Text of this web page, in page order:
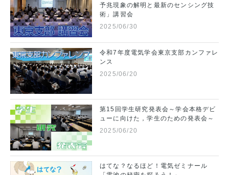
予兆現象の解明と最新のセンシング技
術」講習会
2025/06/30
令和7年度電気学会東京支部カンファレ
ンス
2025/06/20
第15回学生研究発表会～学会本格デビ
ューに向けた，学生のための発表会～
2025/06/20
はてな？なるほど！電気ゼミナール